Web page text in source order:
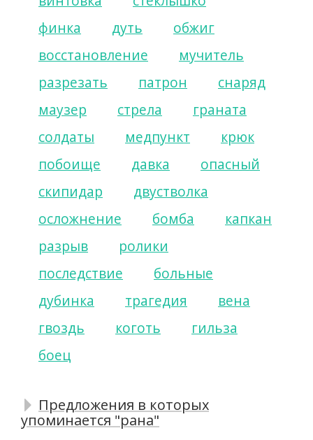
финка
дуть
обжиг
восстановление
мучитель
разрезать
патрон
снаряд
маузер
стрела
граната
солдаты
медпункт
крюк
побоище
давка
опасный
скипидар
двустволка
осложнение
бомба
капкан
разрыв
ролики
последствие
больные
дубинка
трагедия
вена
гвоздь
коготь
гильза
боец
Предложения в которых
упоминается "рана"